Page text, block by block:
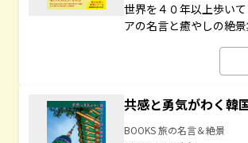
世界を４０年以上歩い
アの名言と癒やしの絶
共感と勇気がわく韓
BOOKS 旅の名言＆絶景